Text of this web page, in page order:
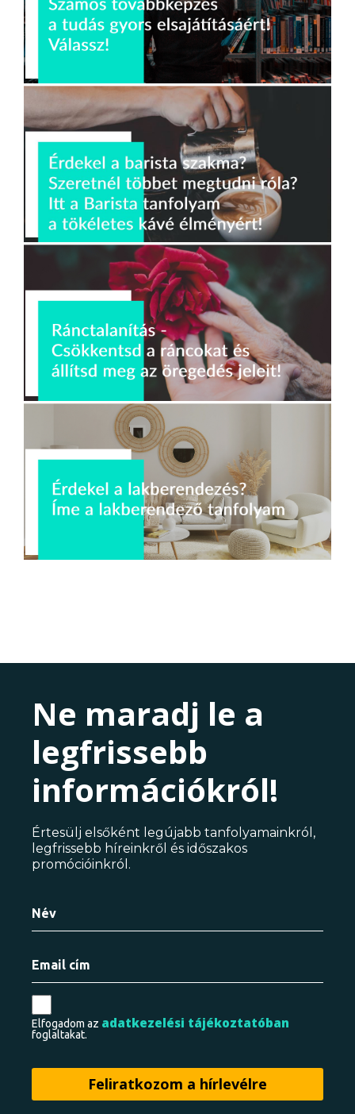
Ne maradj le a
legfrissebb
információkról!
Értesülj elsőként legújabb tanfolyamainkról,
legfrissebb híreinkről és időszakos
promócióinkról.
Elfogadom az adatkezelési tájékoztatóban
foglaltakat.